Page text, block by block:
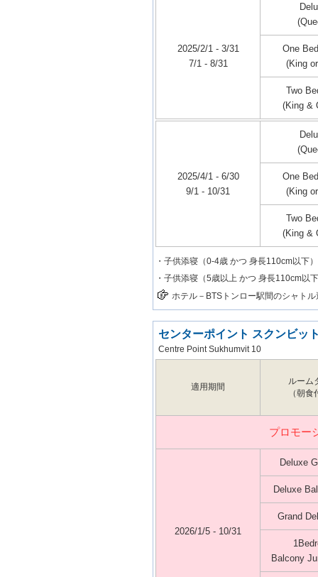
2025/2/1 - 3/31
7/1 - 8/31
One
(King
Two
(King &
2025/4/1 - 6/30
9/1 - 10/31
One
(King
Two
(King &
・子供添寝（0-4歳 かつ 身長110cm以下
・子供添寝（5歳以上 かつ 身長110cm以
ホテル－BTSトンロー駅間のシャト
センターポイント スクンビッ
Centre Point Sukhumvit 10
適用期間
ルーム
（朝
プロモー
2026/1/5 - 10/31
Deluxe
Deluxe
Grand
Balcony